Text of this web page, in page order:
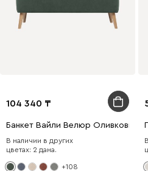
104 340
Банкет Вайли Велюр Оливковый
В наличии в других
цветах: 2 дана.
+108